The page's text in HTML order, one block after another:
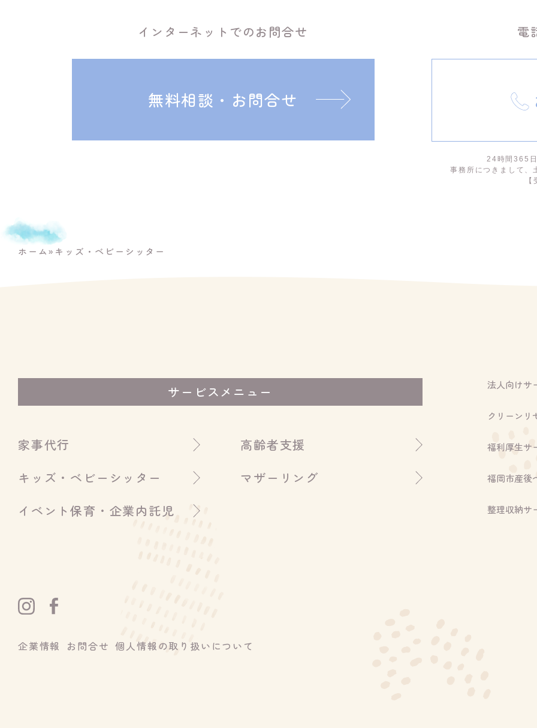
インターネットでのお問合せ
無料相談・お問合せ
電
24時間365
事務所につきまして、
ホーム» キッズ・ベビーシッター
サービスメニュー
家事代行
高齢者支援
キッズ・ベビーシッター
マザーリング
イベント保育・企業内託児
法人向けサ
クリーンリ
福利厚生サ
福岡市産後
整理収納サ
企業情報 お問合せ 個人情報の取り扱いについて